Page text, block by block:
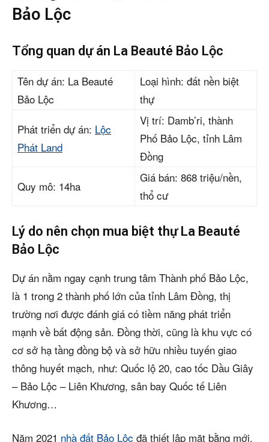
Bảo Lộc
Tổng quan dự án La Beauté Bảo Lộc
Tên dự án: La Beauté
Bảo Lộc
Loại hình: đất nền biệt
thự
Phát triển dự án: Lộc
Phát Land
Vị trí: Damb’ri, thành
Phố Bảo Lộc, tỉnh Lâm
Đồng
Quy mô: 14ha
Giá bán: 868 triệu/nền,
thổ cư
Lý do nên chọn mua biệt thự La Beauté
Bảo Lộc
Dự án nằm ngay cạnh trung tâm Thành phố Bảo Lộc,
là 1 trong 2 thành phố lớn của tỉnh Lâm Đồng, thị
trường nơi được đánh giá có tiềm năng phát triển
mạnh về bất động sản. Đồng thời, cũng là khu vực có
cơ sở hạ tầng đồng bộ và sở hữu nhiều tuyến giao
thông huyết mạch, như: Quốc lộ 20, cao tốc Dầu Giây
– Bảo Lộc – Liên Khương, sân bay Quốc tế Liên
Khương…
Năm 2021 nhà đất Bảo Lộc đã thiết lập mặt bằng mới,